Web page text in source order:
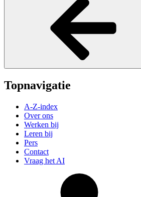
Topnavigatie
A-Z-index
Over ons
Werken bij
Leren bij
Pers
Contact
Vraag het AI